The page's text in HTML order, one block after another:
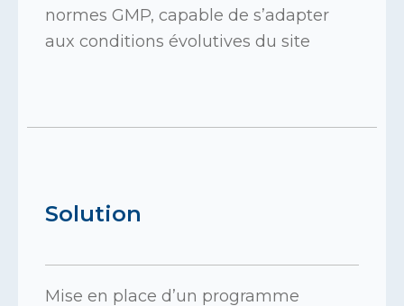
normes GMP, capable de s’adapter
aux conditions évolutives du site
Solution
Mise en place d’un programme